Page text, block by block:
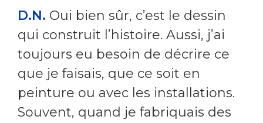
D.N. Oui bien sûr, c’est le dessin
qui construit l’histoire. Aussi, j’ai
toujours eu besoin de décrire ce
que je faisais, que ce soit en
peinture ou avec les installations.
Souvent, quand je fabriquais des